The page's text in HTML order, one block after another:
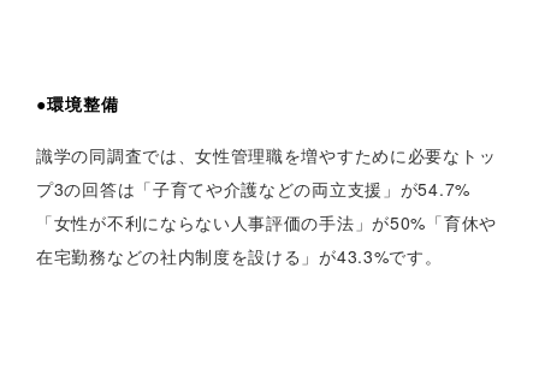
●環境整備
識学の同調査では、女性管理職を増やすために必要なトッ
プ3の回答は「子育てや介護などの両立支援」が54.7%
「女性が不利にならない人事評価の手法」が50%「育休や
在宅勤務などの社内制度を設ける」が43.3%です。